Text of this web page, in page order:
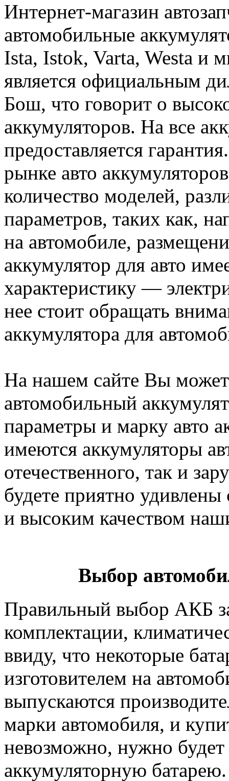
Интернет-магазин
автомобильные
Ista, Istok, Varta, Westa и
является официальным
Бош, что говорит о
аккумуляторов. На все
предоставляется
рынке авто
количество моделей,
параметров, таких как,
на автомобиле,
аккумулятор для авто
характеристику —
нее стоит обращать
аккумулятора для
На нашем сайте Вы
автомобильный
параметры и марку авто
имеются аккумуляторы
отечественного, так и
будете приятно
и высоким качеством
Выбор
Правильный выбор АКБ
комплектации,
ввиду, что некоторые
изготовителем на
выпускаются
марки автомобиля, и
невозможно, нужно
аккумуляторную батарею.